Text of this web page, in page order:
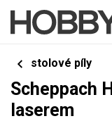
stolové píly
Scheppach
laserem